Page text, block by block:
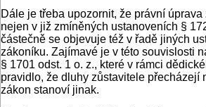
Dále je třeba upozornit, že právní
nejen v již zmíněných ustanoveních §
částečně se objevuje též v řadě jiných
zákoníku. Zajímavé je v této souvislosti
§ 1701 odst. 1 o. z., které v rámci
pravidlo, že dluhy zůstavitele přecházejí
zákon stanoví jinak.